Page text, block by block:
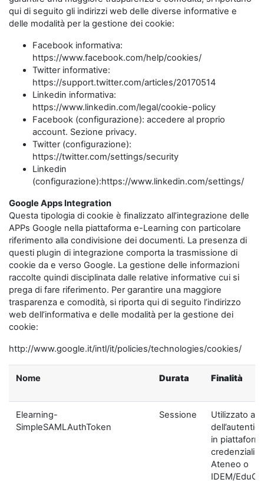
qui di seguito gli indirizzi web delle diverse informative e
delle modalità per la gestione dei cookie:
Facebook informativa:
https://www.facebook.com/help/cookies/
Twitter informative:
https://support.twitter.com/articles/20170514
Linkedin informativa:
https://www.linkedin.com/legal/cookie-policy
Facebook (configurazione): accedere al proprio
account. Sezione privacy.
Twitter (configurazione):
https://twitter.com/settings/security
Linkedin
(configurazione):https://www.linkedin.com/settings/
Google Apps Integration
Questa tipologia di cookie è finalizzato all’integrazione delle
APPs Google nella piattaforma e-Learning con particolare
riferimento alla condivisione dei documenti. La presenza di
questi plugin di integrazione comporta la trasmissione di
cookie da e verso Google. La gestione delle informazioni
raccolte quindi disciplinata dalle relative informative cui si
prega di fare riferimento. Per garantire una maggiore
trasparenza e comodità, si riporta qui di seguito l’indirizzo
web dell’informativa e delle modalità per la gestione dei
cookie:
http://www.google.it/intl/it/policies/technologies/cookies/
Nome Durata Finalità
Elearning-
SimpleSAMLAuthToken
Sessione
Utilizzato ai
in
credenziali di
Ateneo o
IDEM/